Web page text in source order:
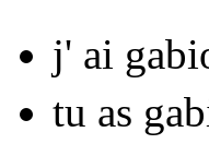
j' ai
tu as